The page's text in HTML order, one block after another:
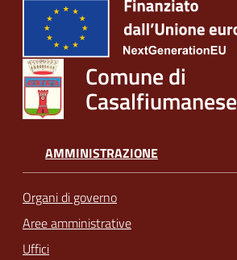
Comune di
Casalfiumanese
AMMINISTRAZIONE
Organi di governo
Aree amministrative
Uffici